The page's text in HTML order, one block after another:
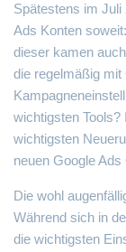
Spätestens im
Ads Konten
dieser kamen
die regelmäßig mit
wichtigsten Tools?
wichtigsten
neuen Google
Die wohl
Während sich in
die wichtigsten